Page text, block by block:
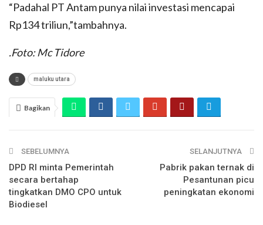
“Padahal PT Antam punya nilai investasi mencapai
Rp134 triliun,”tambahnya.
.Foto: Mc Tidore
maluku utara
Bagikan
SEBELUMNYA
DPD RI minta Pemerintah
secara bertahap
tingkatkan DMO CPO untuk
Biodiesel
SELANJUTNYA
Pabrik pakan ternak di
Pesantunan picu
peningkatan ekonomi